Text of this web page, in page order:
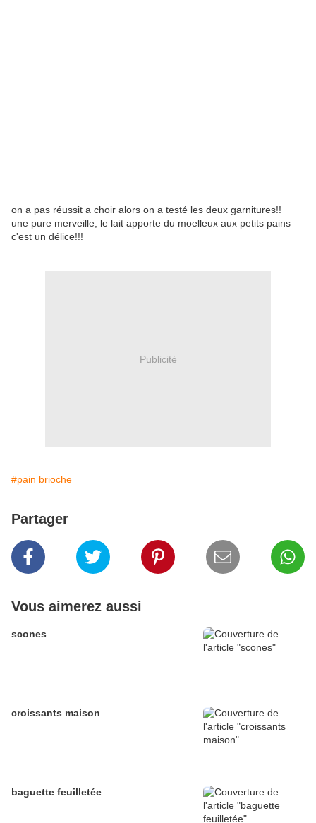
on a pas réussit a choir alors on a testé les deux garnitures!!
une pure merveille, le lait apporte du moelleux aux petits pains
c'est un délice!!!
Publicité
#pain brioche
Partager
Vous aimerez aussi
scones
croissants maison
baguette feuilletée